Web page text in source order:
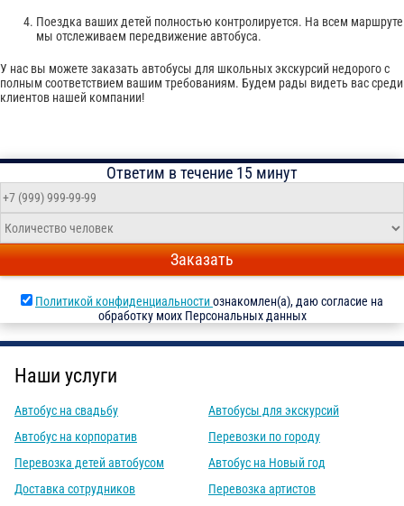
Поездка ваших детей полностью контролируется. На всем маршруте
мы отслеживаем передвижение автобуса.
У нас вы можете заказать автобусы для школьных экскурсий недорого с
полным соответствием вашим требованиям. Будем рады видеть вас среди
клиентов нашей компании!
Ответим в течение 15 минут
Заказать
Политикой конфиденциальностиознакомлен(а), даю согласие на
обработку моих Персональных данных
Наши услуги
Автобус на свадьбу
Автобус на корпоратив
Перевозка детей автобусом
Доставка сотрудников
Автобусы для экскурсий
Перевозки по городу
Автобус на Новый год
Перевозка артистов